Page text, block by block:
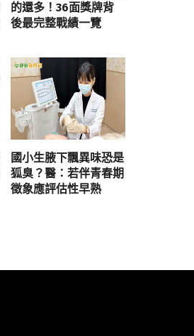
的還多！36面獎牌背
後最完整戰績一覽
國小生腋下飄異味恐是
狐臭？醫：若伴青春期
徵象應評估性早熟